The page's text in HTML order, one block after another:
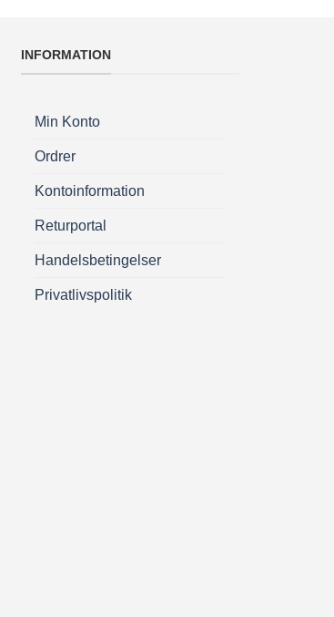
INFORMATION
Min Konto
Ordrer
Kontoinformation
Returportal
Handelsbetingelser
Privatlivspolitik